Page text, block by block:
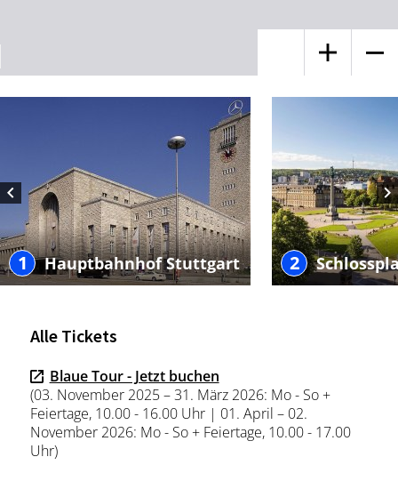
1 Hauptbahnhof Stuttgart 2
Alle Tickets
Blaue Tour - Jetzt buchen
(03. November 2025 – 31. März 2026: Mo - So +
Feiertage, 10.00 - 16.00 Uhr | 01. April – 02.
November 2026: Mo - So + Feiertage, 10.00 - 17.00
Uhr)